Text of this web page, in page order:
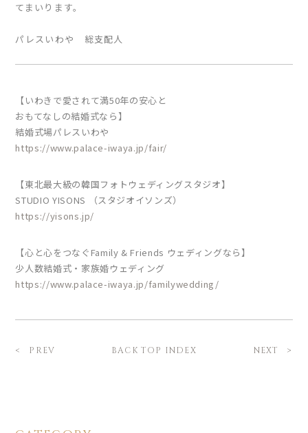
てまいります。
パレスいわや 総支配人
【いわきで愛されて満50年の安心と
おもてなしの結婚式なら】
結婚式場パレスいわや
https://www.palace-iwaya.jp/fair/
【東北最大級の韓国フォトウェディングスタジオ】
STUDIO YISONS （スタジオイソンズ）
https://yisons.jp/
【心と心をつなぐFamily & Friends ウェディングなら】
少人数結婚式・家族婚ウェディング
https://www.palace-iwaya.jp/familywedding/
PREV BACK TOP INDEX NEXT